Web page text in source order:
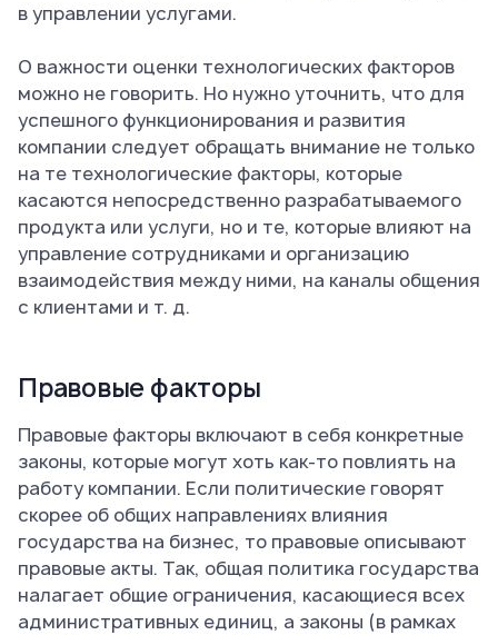
в управлении услугами.
О важности оценки технологических факторов
можно не говорить. Но нужно уточнить, что для
успешного функционирования и развития
компании следует обращать внимание не только
на те технологические факторы, которые
касаются непосредственно разрабатываемого
продукта или услуги, но и те, которые влияют на
управление сотрудниками и организацию
взаимодействия между ними, на каналы общения
с клиентами и т. д.
Правовые факторы
Правовые факторы включают в себя конкретные
законы, которые могут хоть как-то повлиять на
работу компании. Если политические говорят
скорее об общих направлениях влияния
государства на бизнес, то правовые описывают
правовые акты. Так, общая политика государства
налагает общие ограничения, касающиеся всех
административных единиц, а законы (в рамках